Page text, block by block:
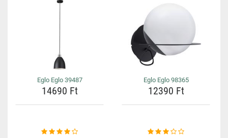
Eglo Eglo 39487
14690 Ft
Eglo Eglo 98365
12390 Ft